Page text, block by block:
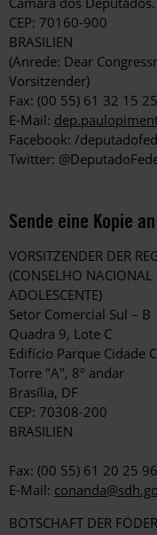
CEP: 70160-900
BRASILIEN
(Anrede: Dear
Vorsitzender)
Fax: (00 55) 61 32 15
E-Mail:
Facebook: /
Twitter:
Sende eine Kopie an
VORSITZENDER DER
(CONSELHO NACIONAL
ADOLESCENTE)
Setor Comercial Sul – B
Quadra 9, Lote C
Edifício Parque Cidade
Torre "A", 8º andar
Brasília, DF
CEP: 70308-200
BRASILIEN
Fax: (00 55) 61 20 25
E-Mail:
BOTSCHAFT DER